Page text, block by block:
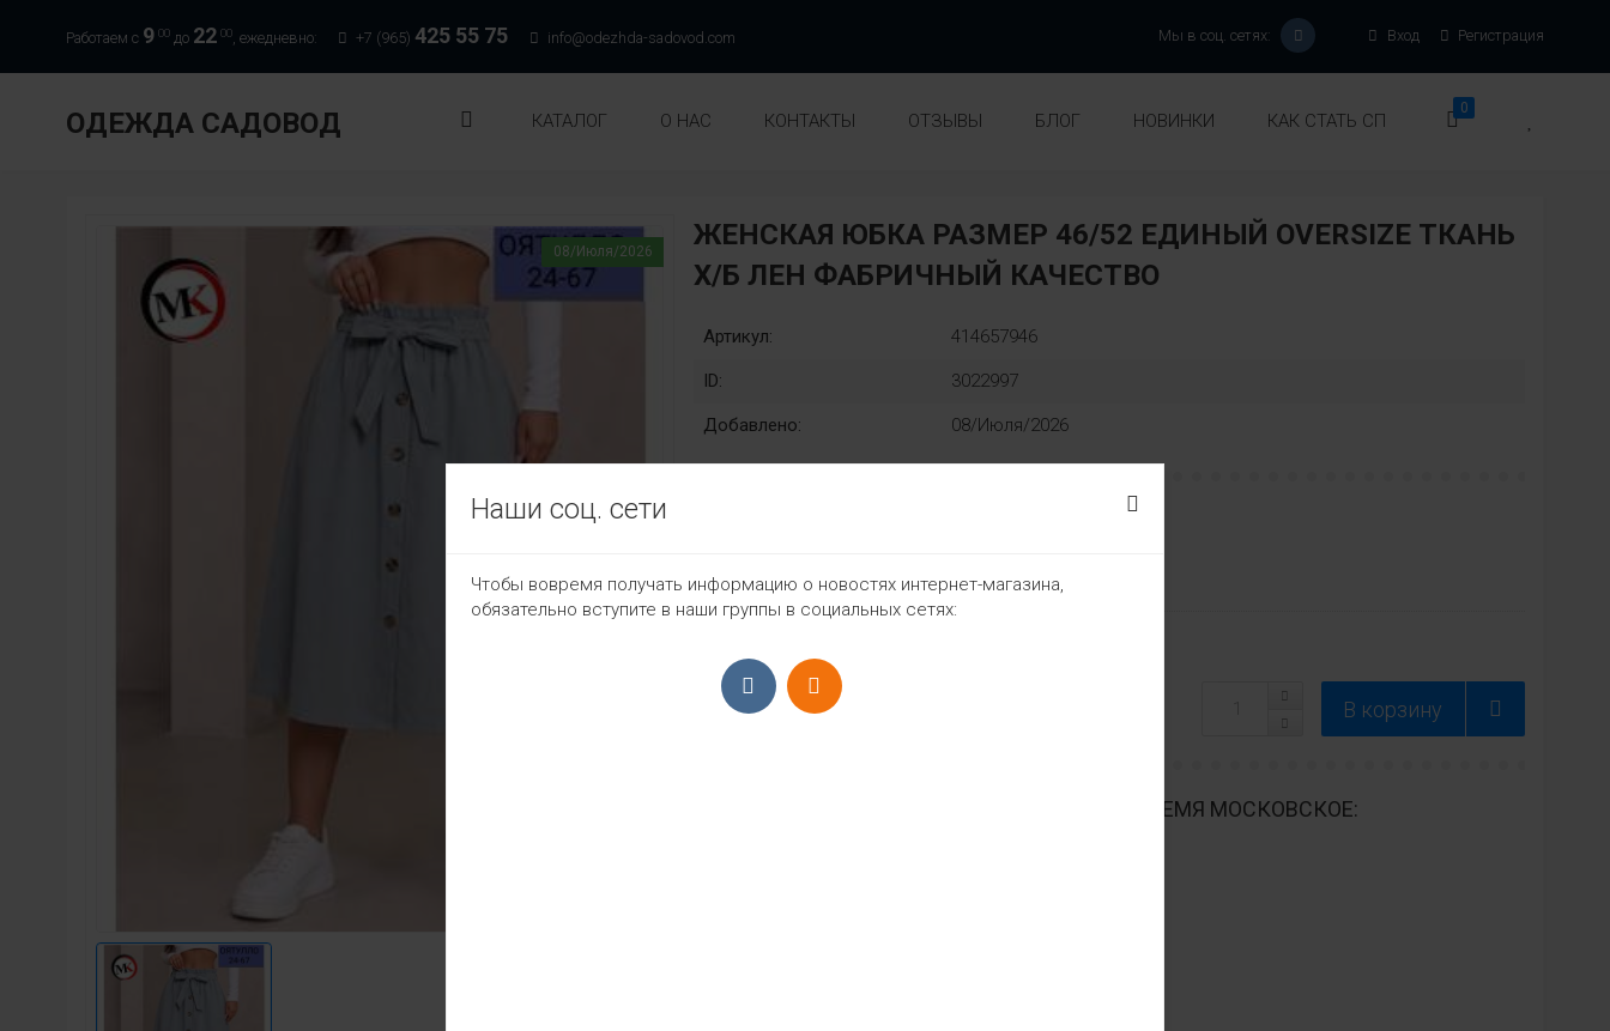
Работаем с 9 00 до 22 00, ежедневно: +7 (965) 425 55 75 info@odezhda-sadovod.com Вход Регистрация
Мы в соц. сетях:
ОДЕЖДА САДОВОД КАТАЛОГ О НАС КОНТАКТЫ ОТЗЫВЫ БЛОГ НОВИНКИ КАК СТАТЬ СП
0
08/Июля/2026
ЖЕНСКАЯ ЮБКА РАЗМЕР 46/52 ЕДИНЫЙ OVERSIZE ТКАНЬ
Х/Б ЛEН ФАБРИЧНЫЙ КАЧЕСТВО
Артикул: 414657946
ID: 3022997
Добавлено: 08/Июля/2026
399₽
ПРИЁМ ЗАКАЗОВ С 9:00-22:00, ЕЖЕДНЕВНО ВРЕМЯ МОСКОВСКОЕ:
Наши соц. сети
Чтобы вовремя получать информацию о новостях интернет-магазина,
обязательно вступите в наши группы в социальных сетях: